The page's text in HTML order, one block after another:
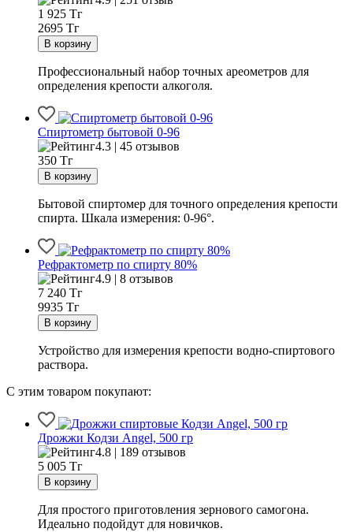
1 925 Тг
2695 Тг
Профессиональный набор точных ареометров для
определения крепости алкоголя.
Спиртометр бытовой 0-96
4.3 | 45 отзывов
350 Тг
Бытовой спиртомер для точного определения крепости
спирта. Шкала измерения: 0-96°.
Рефрактометр по спирту 80%
4.9 | 8 отзывов
7 240 Тг
9935 Тг
Устройство для измерения крепости водно-спиртового
раствора.
С этим товаром покупают:
Дрожжи Кодзи Angel, 500 гр
4.8 | 189 отзывов
5 005 Тг
Для простого приготовления зернового самогона.
Идеально подойдут для новичков.